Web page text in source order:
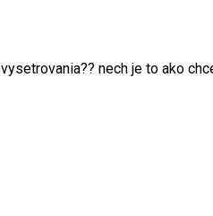
nech je to ako